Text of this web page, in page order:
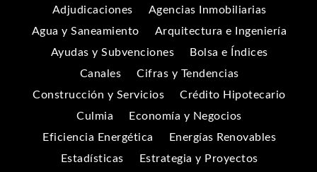
Adjudicaciones
Agencias Inmobiliarias
Agua y Saneamiento
Arquitectura e Ingeniería
Ayudas y Subvenciones
Bolsa e Índices
Canales
Cifras y Tendencias
Construcción y Servicios
Crédito Hipotecario
Culmia
Economía y Negocios
Eficiencia Energética
Energías Renovables
Estadísticas
Estrategia y Proyectos